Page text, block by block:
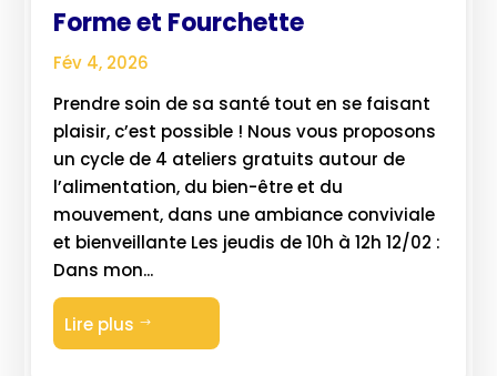
Forme et Fourchette
Fév 4, 2026
Prendre soin de sa santé tout en se faisant
plaisir, c’est possible ! Nous vous proposons
un cycle de 4 ateliers gratuits autour de
l’alimentation, du bien-être et du
mouvement, dans une ambiance conviviale
et bienveillante Les jeudis de 10h à 12h 12/02 :
Dans mon...
Lire plus $